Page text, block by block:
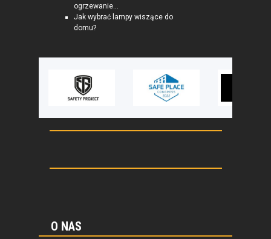
ogrzewanie...
Jak wybrać lampy wiszące do
domu?
O NAS